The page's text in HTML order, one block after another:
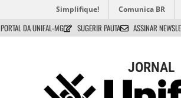
Simplifique! Comunica BR
PORTAL DA UNIFAL-MG SUGERIR PAUTA ASSINAR
JORNAL